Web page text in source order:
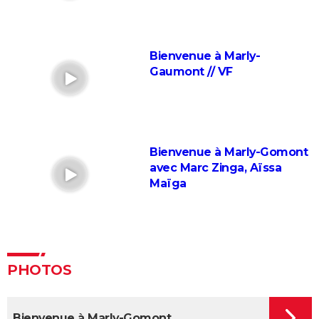
Les Tuche 5 : le roi Charles, Camilla, Elton John... Qui
les jouent dans God save the Tuche ?
pendant trois mois pour cette scène qui ne dure
pourtant que quelques minutes
Le diable s'habille en Prada 2 : le film aura-t-il droit à
Astérix et Obélix et L'Empire du Milieu : casting,
Kaamelott, premier volet : quand sort la suite du film
Bienvenue à Marly-
Gaumont // VF
Bienvenue à Marly-Gomont
avec Marc Zinga, Aïssa
Maïga
PHOTOS